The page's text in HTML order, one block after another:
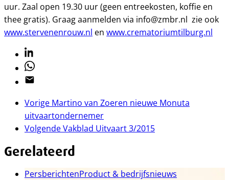
uur. Zaal open 19.30 uur (geen entreekosten, koffie en
thee gratis). Graag aanmelden via info@zmbr.nl zie ook
www.stervenenrouw.nl en www.crematoriumtilburg.nl
Linkedin
Whatsapp
Email
Vorige Martino van Zoeren nieuwe Monuta
uitvaartondernemer
VolgendeVakblad Uitvaart 3/2015
Gerelateerd
PersberichtenProduct & bedrijfsnieuws